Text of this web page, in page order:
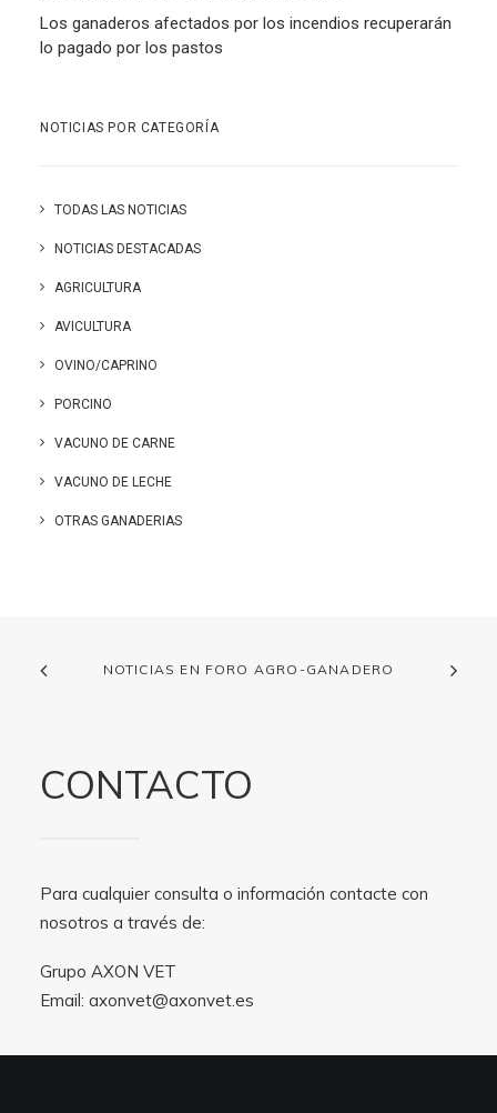
Los ganaderos afectados por los incendios recuperarán
lo pagado por los pastos
NOTICIAS POR CATEGORÍA
TODAS LAS NOTICIAS
NOTICIAS DESTACADAS
AGRICULTURA
AVICULTURA
OVINO/CAPRINO
PORCINO
VACUNO DE CARNE
VACUNO DE LECHE
OTRAS GANADERIAS
NOTICIAS EN FORO AGRO-GANADERO
CONTACTO
Para cualquier consulta o información contacte con
nosotros a través de:
Grupo AXON VET
Email: axonvet@axonvet.es